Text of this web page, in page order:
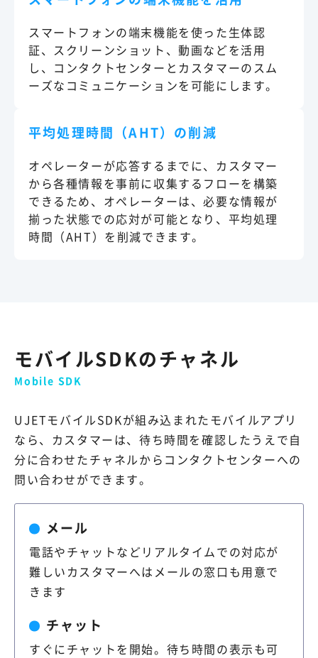
スマートフォンの端末機能を使った生体認
証、スクリーンショット、動画などを活用
し、コンタクトセンターとカスタマーのスム
ーズなコミュニケーションを可能にします。
平均処理時間（AHT）の削減
オペレーターが応答するまでに、カスタマー
から各種情報を事前に収集するフローを構築
できるため、オペレーターは、必要な情報が
揃った状態での応対が可能となり、平均処理
時間（AHT）を削減できます。
モバイルSDKのチャネル
Mobile SDK
UJETモバイルSDKが組み込まれたモバイルアプリ
なら、カスタマーは、待ち時間を確認したうえで自
分に合わせたチャネルからコンタクトセンターへの
問い合わせができます。
メール
電話やチャットなどリアルタイムでの対応が
難しいカスタマーへはメールの窓口も用意で
きます
チャット
すぐにチャットを開始。待ち時間の表示も可